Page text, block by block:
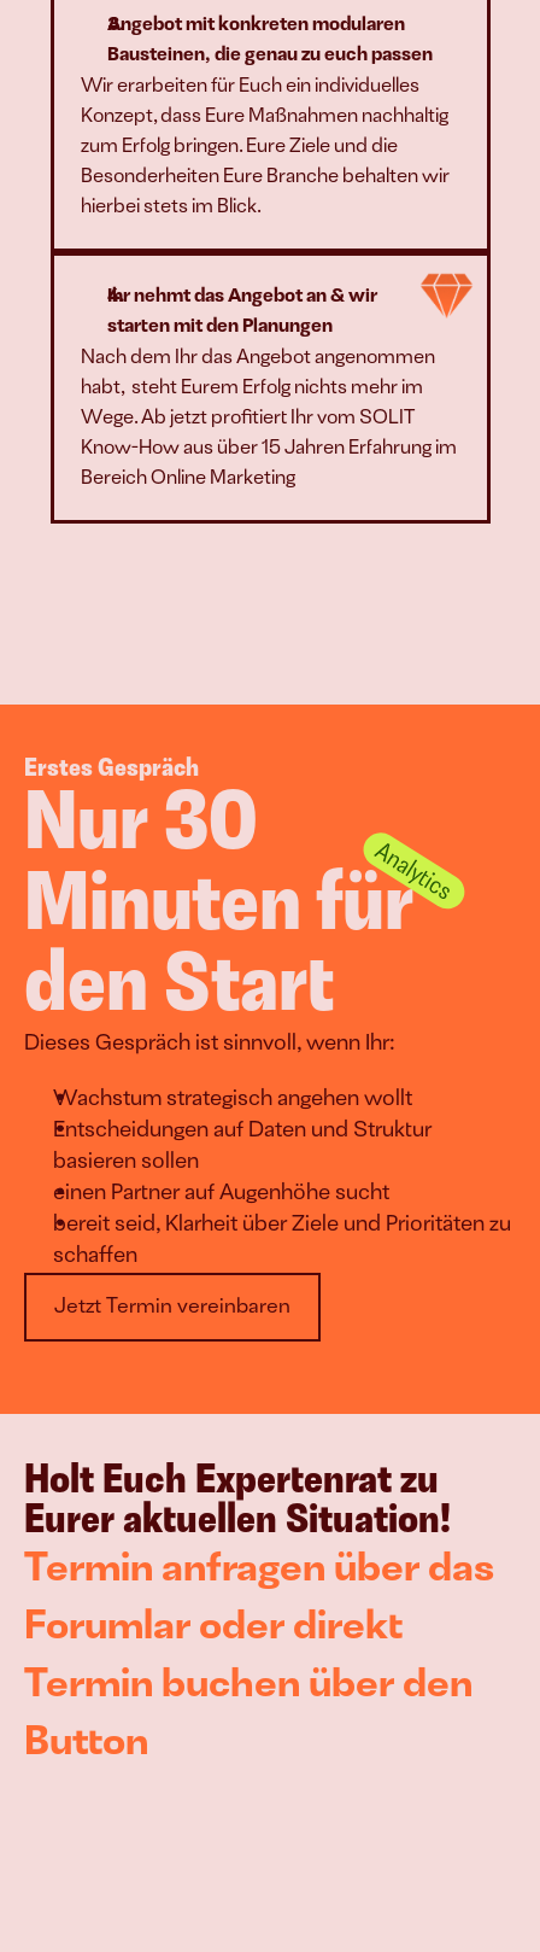
Angebot mit konkreten modularen
Bausteinen, die genau zu euch passen
Wir erarbeiten für Euch ein individuelles
Konzept, dass Eure Maßnahmen nachhaltig
zum Erfolg bringen. Eure Ziele und die
Besonderheiten Eure Branche behalten wir
hierbei stets im Blick.
Ihr nehmt das Angebot an & wir
starten mit den Planungen
Nach dem Ihr das Angebot angenommen
habt,  steht Eurem Erfolg nichts mehr im
Wege. Ab jetzt profitiert Ihr vom SOLIT
Know-How aus über 15 Jahren Erfahrung im
Bereich Online Marketing
Erstes Gespräch
Nur 30
Minuten für
den Start
Dieses Gespräch ist sinnvoll, wenn Ihr:
Wachstum strategisch angehen wollt
Entscheidungen auf Daten und Struktur
basieren sollen
einen Partner auf Augenhöhe sucht
bereit seid, Klarheit über Ziele und Prioritäten zu
schaffen
Jetzt Termin vereinbaren
Holt Euch Expertenrat zu
Eurer aktuellen Situation!
Termin anfragen über das
Forumlar oder direkt
Termin buchen über den
Button